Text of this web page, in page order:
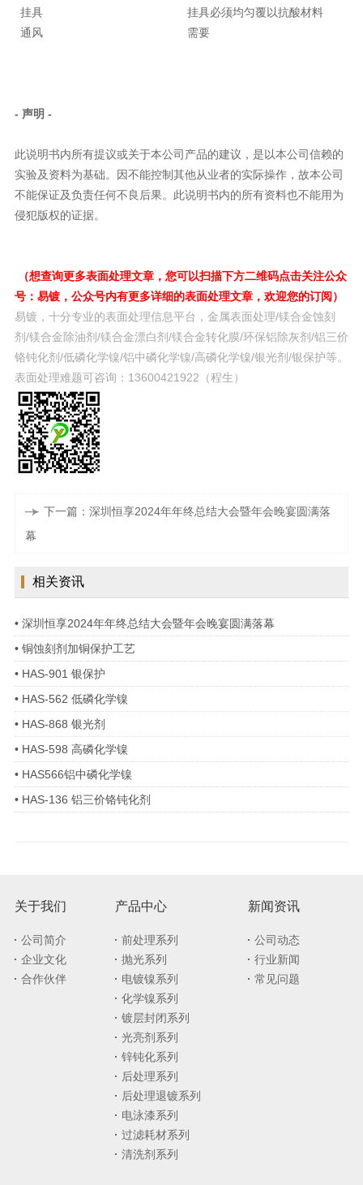
挂具
挂具必须均匀覆以抗酸材料
通风
需要
- 声明 -
此说明书内所有提议或关于本公司产品的建议，是以本公司信赖的
实验及资料为基础。因不能控制其他从业者的实际操作，故本公司
不能保证及负责任何不良后果。此说明书内的所有资料也不能用为
侵犯版权的证据。
（想查询更多表面处理文章，您可以扫描下方二维码点击关注公众
号：易镀，公众号内有更多详细的表面处理文章，欢迎您的订阅）
易镀，十分专业的表面处理信息平台，金属表面处理/镁合金蚀刻
剂/镁合金除油剂/镁合金漂白剂/镁合金转化膜/环保铝除灰剂/铝三价
铬钝化剂/低磷化学镍/铝中磷化学镍/高磷化学镍/银光剂/银保护等。
表面处理难题可咨询：13600421922（程生）
下一篇：深圳恒享2024年年终总结大会暨年会晚宴圆满落
幕
相关资讯
• 深圳恒享2024年年终总结大会暨年会晚宴圆满落幕
• 铜蚀刻剂加铜保护工艺
• HAS-901 银保护
• HAS-562 低磷化学镍
• HAS-868 银光剂
• HAS-598 高磷化学镍
• HAS566铝中磷化学镍
• HAS-136 铝三价铬钝化剂
关于我们
公司简介
企业文化
合作伙伴
产品中心
前处理系列
抛光系列
电镀镍系列
化学镍系列
镀层封闭系列
光亮剂系列
锌钝化系列
后处理系列
后处理退镀系列
电泳漆系列
过滤耗材系列
清洗剂系列
新闻资讯
公司动态
行业新闻
常见问题